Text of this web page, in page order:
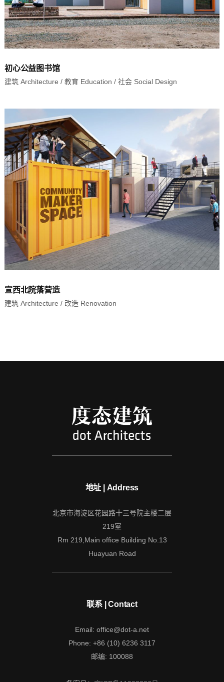
初心公益图书馆
建筑 Architecture / 教育 Education / 社会 Social Design
宣西北院落营造
建筑 Architecture / 改造 Renovation
地址 | Address
北京市海淀区花园路十三号院主楼二层
219室
Rm 219,Main office Building No.13
Huayuan Road
联系 | Contact
Email: office@dot-a.net
Phone: +86 (10) 6236 3117
邮编: 100088